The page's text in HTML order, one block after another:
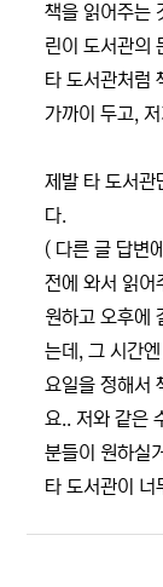
책을 읽어주는
린이 도서관의
타 도서관처럼
가까이 두고,
제발 타 도서관
다.
( 다른 글 답변
전에 와서 읽어
원하고 오후에
는데, 그 시간
요일을 정해서
요.. 저와 같은
분들이 원하실
타 도서관이 너